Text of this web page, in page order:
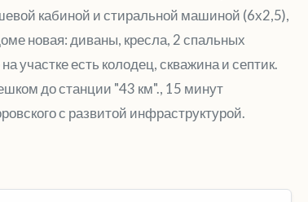
кабиной и стиральной машиной (6х2,5),
новая: диваны, кресла, 2 спальных
участке есть колодец, скважина и септик.
до станции "43 км"., 15 минут
с развитой инфраструктурой.